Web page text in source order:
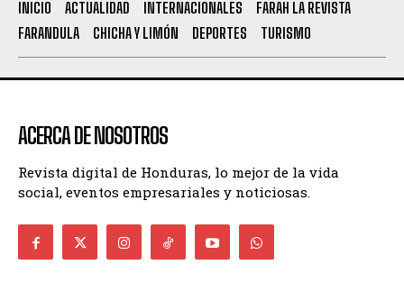
INICIO ACTUALIDAD INTERNACIONALES
FARAH LA REVISTA
FARANDULA
CHICHA Y LIMÓN DEPORTES TURISMO
ACERCA DE NOSOTROS
Revista digital de Honduras, lo mejor de la vida
social, eventos empresariales y noticiosas.